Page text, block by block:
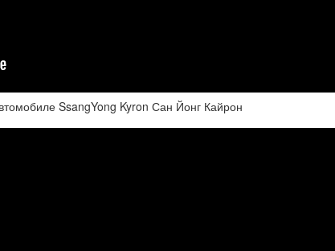
SsangYong Kyron Сан Йонг Кайрон